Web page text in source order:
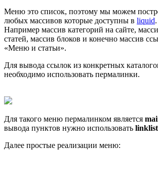
Меню это список, поэтому мы можем
любых массивов которые доступны в liquid.
Например массив категорий на сайте,
статей, массив блоков и конечно массив
«Меню и статьи».
Для вывода ссылок из конкретных
необходимо использовать пермалинки.
Для такого меню пермалинком является
вывода пунктов нужно использовать
Далее простые реализации меню: